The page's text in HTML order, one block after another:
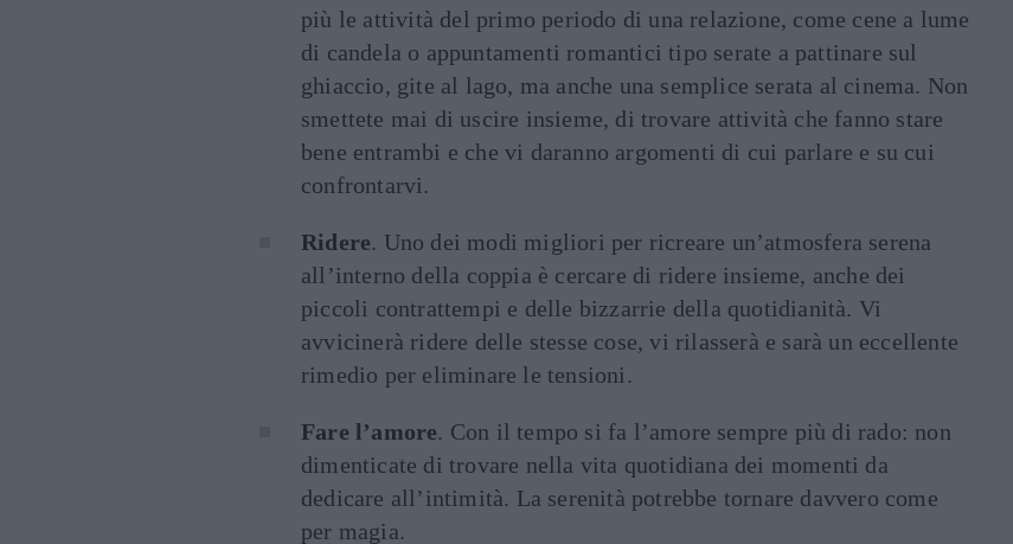
più le attività del primo periodo di una relazione, come cene a lume
di candela o appuntamenti romantici tipo serate a pattinare sul
ghiaccio, gite al lago, ma anche una semplice serata al cinema. Non
smettete mai di uscire insieme, di trovare attività che fanno stare
bene entrambi e che vi daranno argomenti di cui parlare e su cui
confrontarvi.
Ridere. Uno dei modi migliori per ricreare un’atmosfera serena
all’interno della coppia è cercare di ridere insieme, anche dei
piccoli contrattempi e delle bizzarrie della quotidianità. Vi
avvicinerà ridere delle stesse cose, vi rilasserà e sarà un eccellente
rimedio per eliminare le tensioni.
Fare l’amore. Con il tempo si fa l’amore sempre più di rado: non
dimenticate di trovare nella vita quotidiana dei momenti da
dedicare all’intimità. La serenità potrebbe tornare davvero come
per magia.